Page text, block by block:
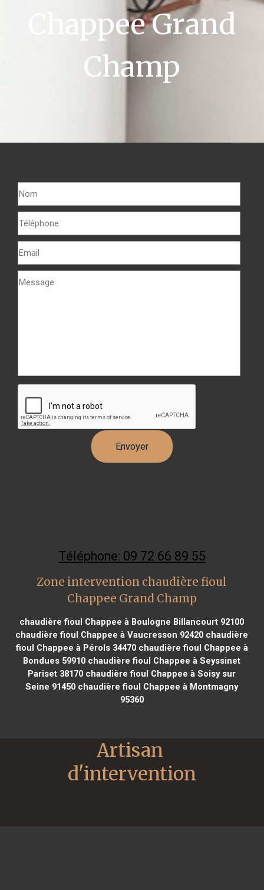
Chappee Grand
Champ
Téléphone: 09 72 66 89 55
Zone intervention chaudière fioul
Chappee Grand Champ
chaudière fioul Chappee à Boulogne Billancourt 92100
chaudière fioul Chappee à Vaucresson 92420 chaudière
fioul Chappee à Pérols 34470chaudière fioul Chappee à
Bondues 59910 chaudière fioul Chappee à Seyssinet
Pariset 38170 chaudière fioul Chappee à Soisy sur
Seine 91450 chaudière fioul Chappee à Montmagny
95360
Artisan
d'intervention